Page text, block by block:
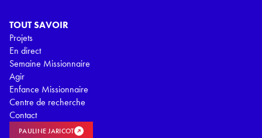
TOUT SAVOIR
Projets
En direct
Semaine Missionnaire
Agir
Enfance Missionnaire
Centre de recherche
Contact
PAULINE JARICOT